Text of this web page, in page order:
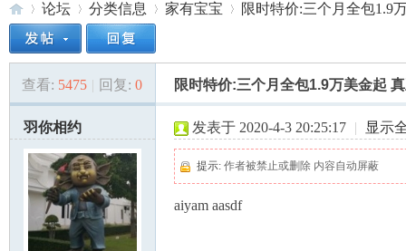
美»
论坛
›
分类信息 家有宝宝
›
限时特价:三个月全包1.9
查看: 5475 | 回复: 0 限时特价:三个月全包1.9万美金起
羽你相约 发表于 2020-4-3 20:25:17 | 显示
提示: 作者被禁止或删除 内容自动屏蔽
aiyam aasdf